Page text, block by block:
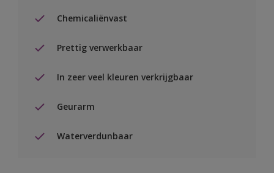
Chemicaliënvast
Prettig verwerkbaar
In zeer veel kleuren verkrijgbaar
Geurarm
Waterverdunbaar